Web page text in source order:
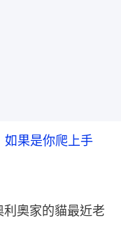
果是你爬上手
奧家的貓最近老